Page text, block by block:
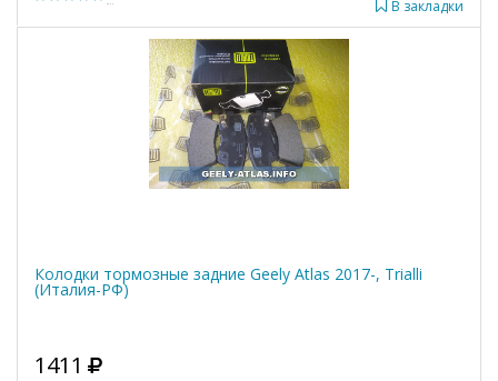
В закладки
Колодки тормозные задние Geely Atlas 2017-, Trialli
(Италия-РФ)
1411